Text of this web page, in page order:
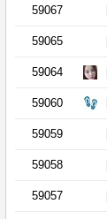
59067
59065
59064
59060
59059
59058
59057